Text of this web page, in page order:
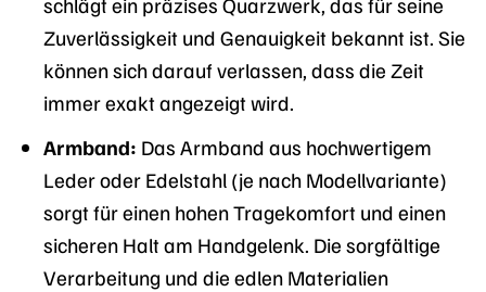
Zuverlässigkeit und Genauigkeit bekannt ist. Sie
können sich darauf verlassen, dass die Zeit
immer exakt angezeigt wird.
Armband: Das Armband aus hochwertigem
Leder oder Edelstahl (je nach Modellvariante)
sorgt für einen hohen Tragekomfort und einen
sicheren Halt am Handgelenk. Die sorgfältige
Verarbeitung und die edlen Materialien